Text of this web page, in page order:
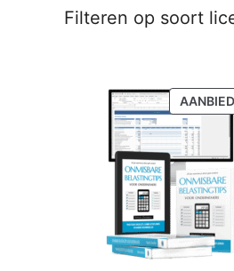
Filteren op soort